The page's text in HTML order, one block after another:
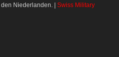
Niederlanden. | Swiss Military